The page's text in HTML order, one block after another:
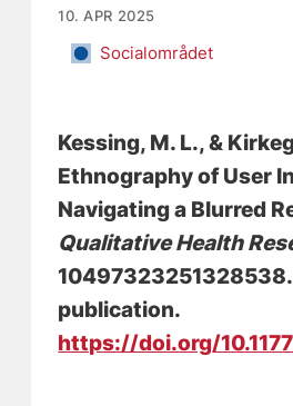
10. APR 2025
Socialområdet
Kessing, M. L., &
Ethnography of User
Navigating a Blurred
Qualitative Health
publication.
https://doi.org/